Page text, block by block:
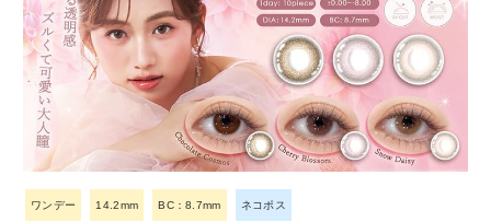
ワンデー 14.2mm BC：8.7mm ネコポス